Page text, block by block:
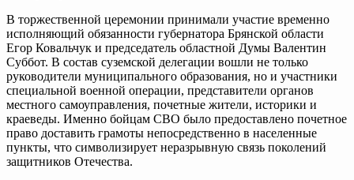
В торжественной церемонии принимали участие временно
исполняющий обязанности губернатора Брянской области
Егор Ковальчук и председатель областной Думы Валентин
Суббот. В состав суземской делегации вошли не только
руководители муниципального образования, но и участники
специальной военной операции, представители органов
местного самоуправления, почетные жители, историки и
краеведы. Именно бойцам СВО было предоставлено почетное
право доставить грамоты непосредственно в населенные
пункты, что символизирует неразрывную связь поколений
защитников Отечества.